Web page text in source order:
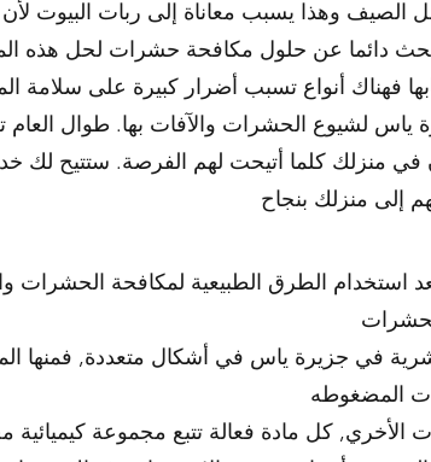
الصيف وهذا يسبب معاناة إلى ربات البيوت
فهناك أنواع تسبب أضرار كبيرة على سلامة
لشيوع الحشرات والآفات بها. طوال العام
في منزلك كلما أتيحت لهم الفرصة. ستتيح لك
استخدام الطرق الطبيعية لمكافحة الحشرات
في جزيرة ياس في أشكال متعددة, فمنها
الأخري, كل مادة فعالة تتبع مجموعة